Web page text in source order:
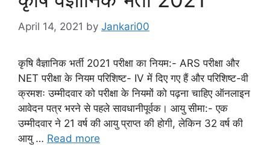
April 14, 2021 by Jankari00
कृषि वैज्ञानिक भर्ती 2021 परीक्षा का नियम:- ARS परीक्षा और
NET परीक्षा के नियम परिशिष्ट- IV में दिए गए हैं और परिशिष्ट-वी
क्रमशः उम्मीदवार को परीक्षा के नियमों को पढ़ना चाहिए ऑनलाइन
आवेदन पत्र भरने से पहले सावधानीपूर्वक। आयु सीमा:- एक
उम्मीदवार ने 21 वर्ष की आयु प्राप्त की होगी, लेकिन 32 वर्ष की
आयु … Read more